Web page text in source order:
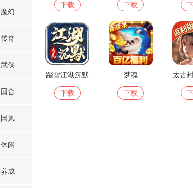
魔幻
传奇
武侠
回合
国风
休闲
养成
下载 下载
踏雪江湖沉默
下载
梦魂
下载